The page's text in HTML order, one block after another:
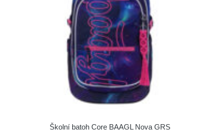
Školní batoh Core BAAGL Nova GRS